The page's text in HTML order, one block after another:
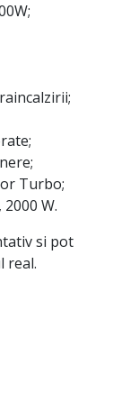
Turbo;
W.
si pot
real.